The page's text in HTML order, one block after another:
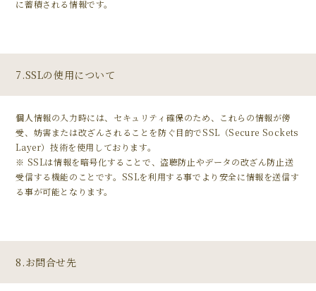
に蓄積される情報です。
7.SSLの使用について
個人情報の入力時には、セキュリティ確保のため、これらの情報が傍
受、妨害または改ざんされることを防ぐ目的でSSL（Secure Sockets
Layer）技術を使用しております。
※ SSLは情報を暗号化することで、盗聴防止やデータの改ざん防止送
受信する機能のことです。SSLを利用する事でより安全に情報を送信す
る事が可能となります。
8.お問合せ先